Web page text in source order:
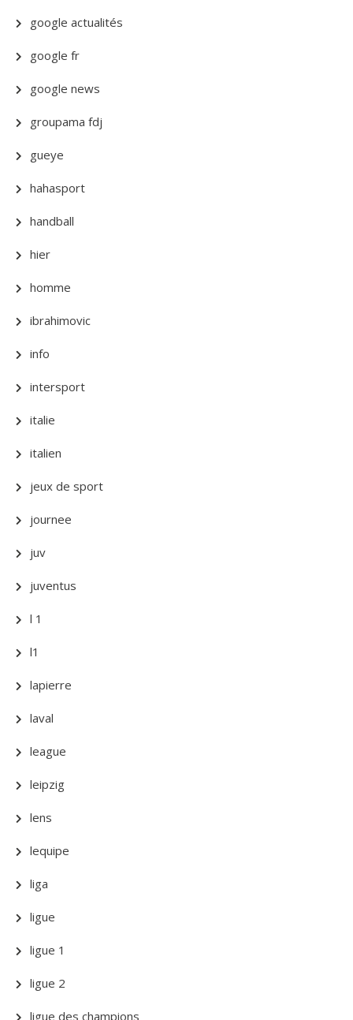
google actualités
google fr
google news
groupama fdj
gueye
hahasport
handball
hier
homme
ibrahimovic
info
intersport
italie
italien
jeux de sport
journee
juv
juventus
l 1
l1
lapierre
laval
league
leipzig
lens
lequipe
liga
ligue
ligue 1
ligue 2
ligue des champions